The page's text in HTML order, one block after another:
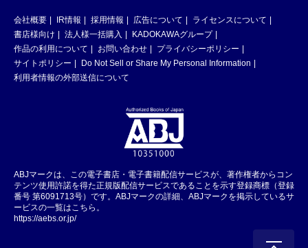
会社概要 IR情報 採用情報 広告について
ライセンスについて
書店様向け
法人様一括購入
KADOKAWAグループ
作品の利用について
お問い合わせ
プライバシーポリシー
サイトポリシー
Do Not Sell or Share My Personal Information
利用者情報の外部送信について
ABJマークは、この電子書店・電子書籍配信サービスが、著作権者からコン
テンツ使用許諾を得た正規版配信サービスであることを示す登録商標（登録
番号 第6091713号）です。ABJマークの詳細、ABJマークを掲示しているサ
ービスの一覧はこちら。
https://aebs.or.jp/